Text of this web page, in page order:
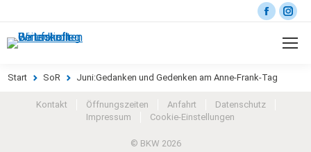
Sie befinden sich hier:
Start SoR Juni:Gedanken und Gedenken am Anne-Frank-Tag
Kontakt Öffnungszeiten Anfahrt
Datenschutz
Impressum
Cookie-Einstellungen
© BKW 2026